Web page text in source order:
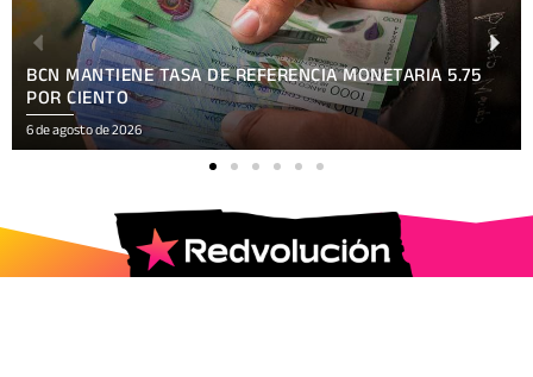
BCN MANTIENE TASA DE REFERENCIA MONETARIA 5.75
POR CIENTO
6 de agosto de 2026